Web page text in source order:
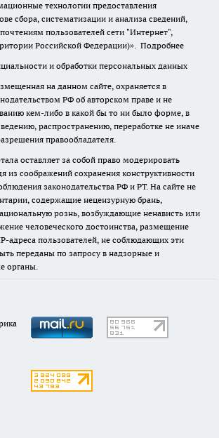
технологии предоставления
сбора, систематизации и анализа сведений,
пользователей сети "Интернет",
Российской Федерации)». Подробнее
и обработки персональных данных
на данном сайте, охраняется в
РФ об авторском праве и не
кем-либо в какой бы то ни было форме, в
распространению, переработке не иначе
правообладателя.
оставляет за собой право модерировать
из соображений сохранения конструктивности
законодательства РФ и РТ. На сайте не
содержащие нецензурную брань,
рознь, возбуждающие ненависть или
человеческого достоинства, размещение
адреса пользователей, не соблюдающих эти
переданы по запросу в надзорные и
органы.